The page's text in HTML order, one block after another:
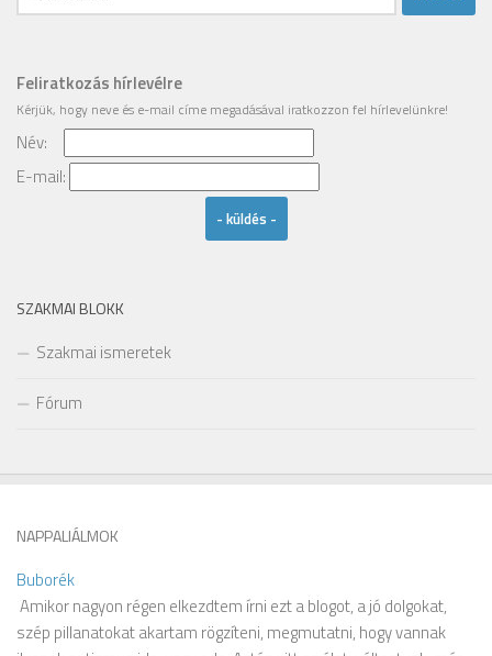
Feliratkozás hírlevélre
Kérjük, hogy neve és e-mail címe megadásával iratkozzon fel hírlevelünkre!
Név:
E-mail:
SZAKMAI BLOKK
Szakmai ismeretek
Fórum
NAPPALIÁLMOK
Buborék
Amikor nagyon régen elkezdtem írni ezt a blogot, a jó dolgokat,
szép pillanatokat akartam rögzíteni, megmutatni, hogy vannak